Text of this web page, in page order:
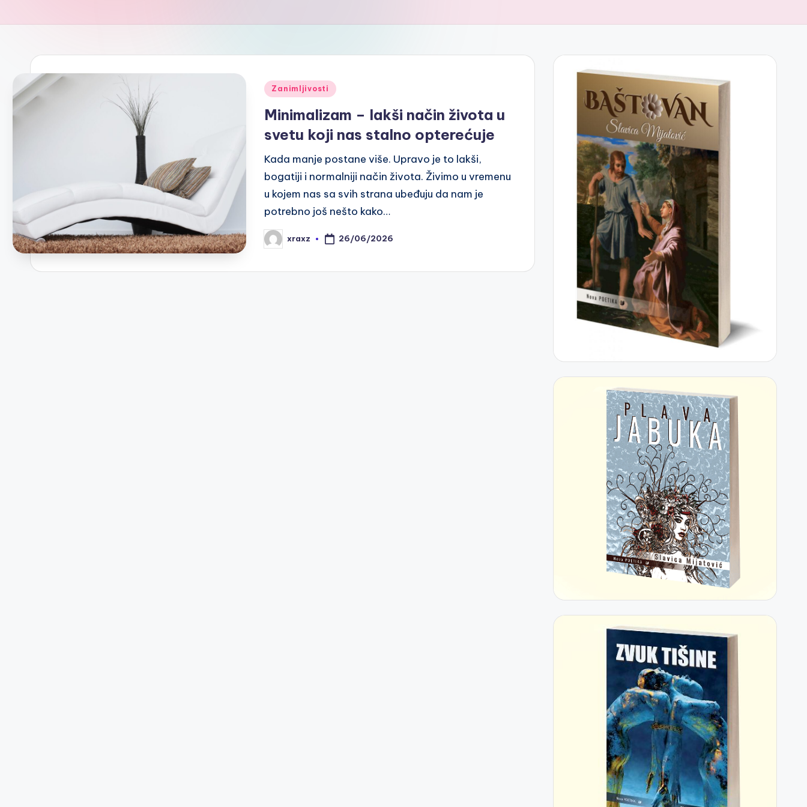
Posted
Zanimljivosti
Minimalizam – lakši način života u
svetu koji nas stalno opterećuje
Kada manje postane više. Upravo je to lakši,
bogatiji i normalniji način života. Živimo u vremenu
u kojem nas sa svih strana ubeđuju da nam je
potrebno još nešto kako…
Posted
by
xraxz 26/06/2026